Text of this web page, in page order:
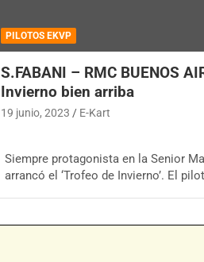
PILOTOS EKVP
S.FABANI – RMC BUENOS
Invierno bien arriba
19 junio, 2023 E-Kart
Siempre protagonista en la Senior
arrancó el ‘Trofeo de Invierno’. El